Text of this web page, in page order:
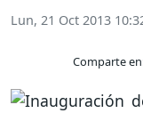
Lun, 21 Oct 2013
Comparte